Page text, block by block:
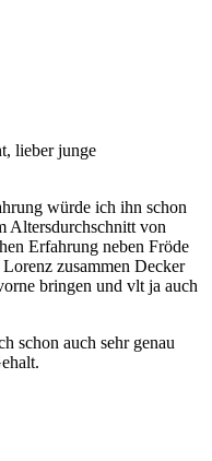
lieber junge
würde ich ihn schon
Altersdurchschnitt von
Erfahrung neben Fröde
zusammen Decker
bringen und vlt ja auch
schon auch sehr genau